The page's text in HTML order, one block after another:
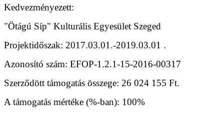
Kedvezményezett:
"Ötágú Síp" Kulturális Egyesület Szeged
Projektidőszak: 2017.03.01.-2019.03.01 .
Azonosító szám: EFOP-1.2.1-15-2016-00317
Szerződött támogatás összege: 26 024 155 Ft.
A támogatás mértéke (%-ban): 100%